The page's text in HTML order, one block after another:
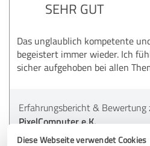
Diese Webseite verwendet Cookies
SEHR GUT
Das unglaublich kompetente
begeistert immer wieder. Ich
sicher aufgehoben bei allen
Erfahrungsbericht & Bewertung
PixelComputer e.K.